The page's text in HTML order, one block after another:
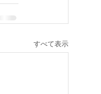
すべて表示